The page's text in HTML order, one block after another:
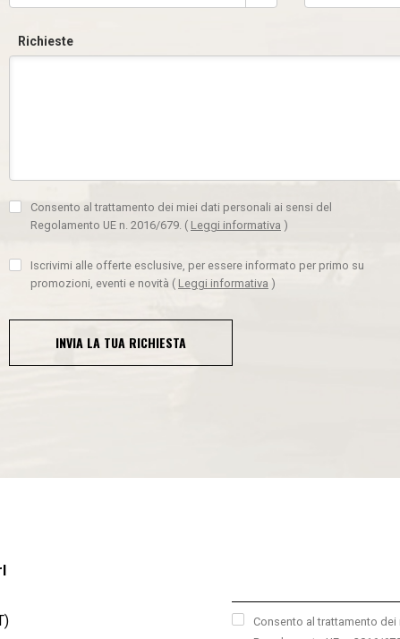
Richieste
Consento al trattamento dei miei dati personali ai sensi del
Regolamento UE n. 2016/679. ( Leggi informativa )
Iscrivimi alle offerte esclusive, per essere informato per primo su
promozioni, eventi e novità ( Leggi informativa )
INVIA LA TUA RICHIESTA
Consento al trattamento